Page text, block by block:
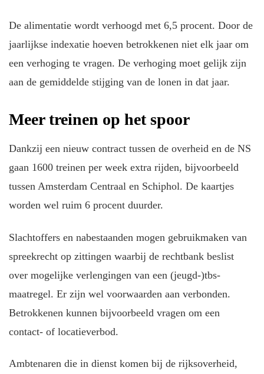
De alimentatie wordt verhoogd met 6,5 procent. Door de
jaarlijkse indexatie hoeven betrokkenen niet elk jaar om
een verhoging te vragen. De verhoging moet gelijk zijn
aan de gemiddelde stijging van de lonen in dat jaar.
Meer treinen op het spoor
Dankzij een nieuw contract tussen de overheid en de NS
gaan 1600 treinen per week extra rijden, bijvoorbeeld
tussen Amsterdam Centraal en Schiphol. De kaartjes
worden wel ruim 6 procent duurder.
Slachtoffers en nabestaanden mogen gebruikmaken van
spreekrecht op zittingen waarbij de rechtbank beslist
over mogelijke verlengingen van een (jeugd-)tbs-
maatregel. Er zijn wel voorwaarden aan verbonden.
Betrokkenen kunnen bijvoorbeeld vragen om een
contact- of locatieverbod.
Ambtenaren die in dienst komen bij de rijksoverheid,